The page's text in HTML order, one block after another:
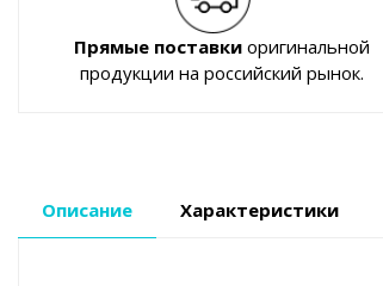
Прямые поставкиоригинальной
продукции на российский рынок.
Описание Характеристики